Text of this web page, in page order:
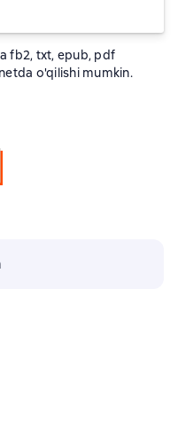
fb2, txt, epub, pdf
o'qilishi mumkin.